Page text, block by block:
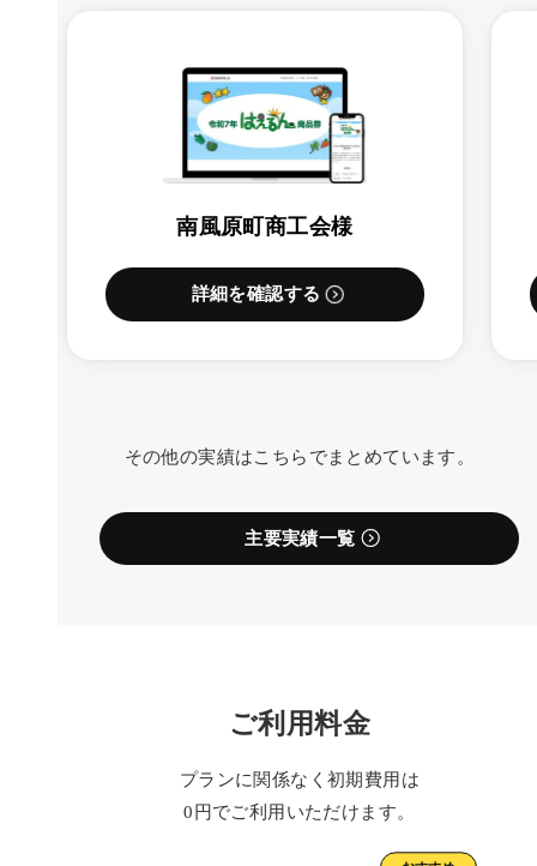
南風原町商工会様
詳細を確認する
その他の実績はこちらでまとめています。
主要実績一覧
ご利用料金
プランに関係なく初期費用は
0円でご利用いただけます。